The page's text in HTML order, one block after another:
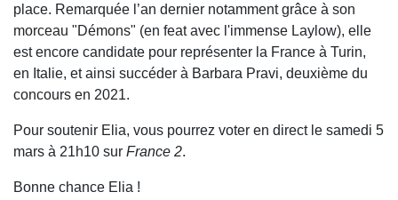
place. Remarquée l’an dernier notamment grâce à son
morceau "Démons" (en feat avec l'immense Laylow), elle
est encore candidate pour représenter la France à Turin,
en Italie, et ainsi succéder à Barbara Pravi, deuxième du
concours en 2021.
Pour soutenir Elia, vous pourrez voter en direct le samedi 5
mars à 21h10 sur France 2.
Bonne chance Elia !